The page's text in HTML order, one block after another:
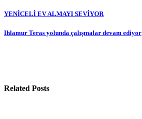
Yazı
gezinmesi
YENİCELİ EV ALMAYI SEVİYOR
Ihlamur Teras yolunda çalışmalar devam ediyor
Related Posts